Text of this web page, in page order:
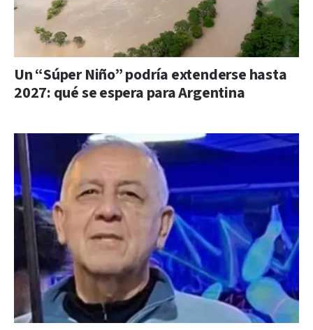
Un “Súper Niño” podría extenderse hasta
2027: qué se espera para Argentina